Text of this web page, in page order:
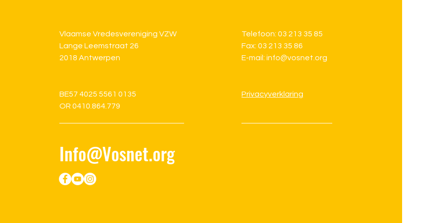
Vlaamse Vredesvereniging VZW
Lange Leemstraat 26
2018 Antwerpen
BE57 4025 5561 0135
OR 0410.864.779
Telefoon: 03 213 35 85
Fax: 03 213 35 86
E-mail: info@vosnet.org
Privacyverklaring
Info@Vosnet.org